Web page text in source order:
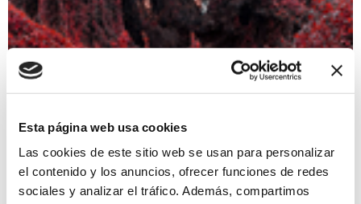
Esta página web usa cookies
Las cookies de este sitio web se usan para personalizar
el contenido y los anuncios, ofrecer funciones de redes
sociales y analizar el tráfico. Además, compartimos
"Cuando duermen las tortugas" de Susana Galbis
24/10/2025 al 30/11/2025
VII FESTIVAL DE FOTOGRAFIA OJOS ROJOS Cuando